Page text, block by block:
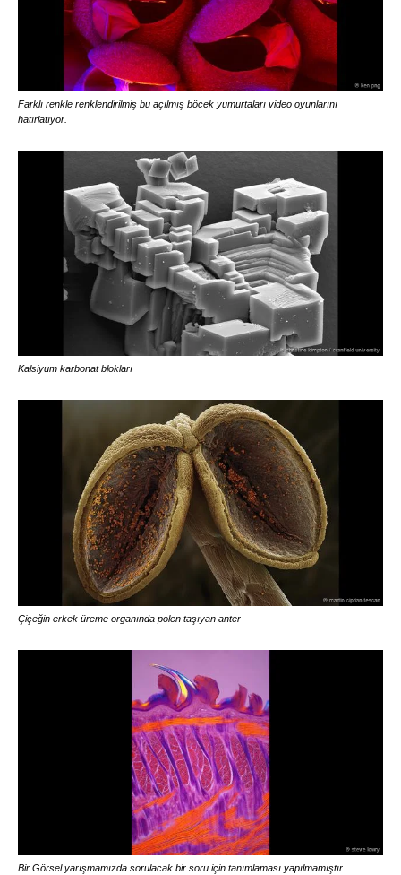
Farklı renkle renklendirilmiş bu açılmış böcek yumurtaları video oyunlarını
hatırlatıyor.
Kalsiyum karbonat blokları
Çiçeğin erkek üreme organında polen taşıyan anter
Bir Görsel yarışmamızda sorulacak bir soru için tanımlaması yapılmamıştır..